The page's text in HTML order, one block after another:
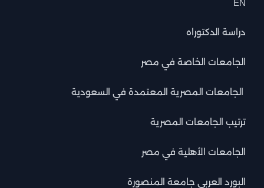
EN
دراسة الدكتوراه
الجامعات الخاصة في مصر
الجامعات المصرية المعتمدة في السعودية
ترتيب الجامعات المصرية
الجامعات الأهلية في مصر
البورد العربي جامعة المنصورة